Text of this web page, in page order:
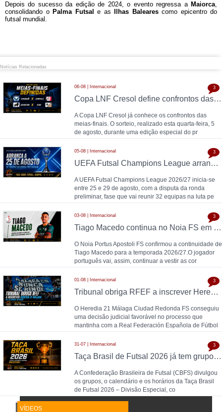
Depois do sucesso da edição de 2024, o evento regressa a Maiorca,
consolidando o Palma Futsal e as Ilhas Balearescomo epicentro do
futsal mundial.
Notícias Relacionadas
06-08 | Internacional
Copa LNF Cresol define confrontos das meias-finais
A Copa LNF Cresol já conhece os confrontos das
meias-finais. O sorteio, realizado esta quarta-feira, 5
de agosto, durante uma edição especial do pr
3
05-08 | Internacional
UEFA Futsal Champions League arranca a 25 de agosto com 32 equipas na ronda preliminar
A UEFA Futsal Champions League 2026/27 inicia-se
entre 25 e 29 de agosto, com a disputa da ronda
preliminar, fase que vai reunir 32 equipas na luta pe
3
03-08 | Internacional
Tiago Macedo continua no Noia FS em 2026/27
O Noia Portus Apostoli FS confirmou a continuidade de
Tiago Macedo para a temporada 2026/27.O jogador
português vai, assim, continuar a vestir as cor
3
01-08 | Internacional
Tribunal obriga RFEF a inscrever Heredia 21 Málaga na Segunda Divisão
O Heredia 21 Málaga Ciudad Redonda FS conseguiu
uma decisão judicial favorável no processo que
mantinha com a Real Federación Española de Fútbol
3
31-07 | Internacional
Taça Brasil de Futsal 2026 já tem grupos, calendário e horários definidos
A Confederação Brasileira de Futsal (CBFS) divulgou
os grupos, o calendário e os horários da Taça Brasil
de Futsal 2026 – Divisão Especial, co
3
VÍDEOS